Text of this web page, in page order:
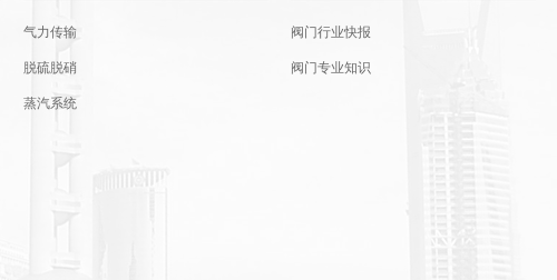
气力传输
脱硫脱硝
蒸汽系统
阀门行业快报
阀门专业知识